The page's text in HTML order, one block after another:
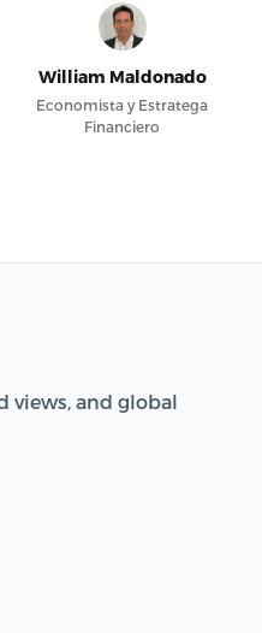
William Maldonado
Economista y Estratega
Financiero
views, and global